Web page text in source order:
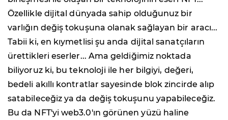
Özellikle dijital dünyada sahip olduğunuz bir
varlığın değiş tokuşuna olanak sağlayan bir aracı...
Tabii ki, en kıymetlisi şu anda dijital sanatçıların
ürettikleri eserler... Ama geldiğimiz noktada
biliyoruz ki, bu teknoloji ile her bilgiyi, değeri,
bedeli akıllı kontratlar sayesinde blok zincirde alıp
satabileceğiz ya da değiş tokuşunu yapabileceğiz.
Bu da NFT'yi web3.0'ın görünen yüzü haline